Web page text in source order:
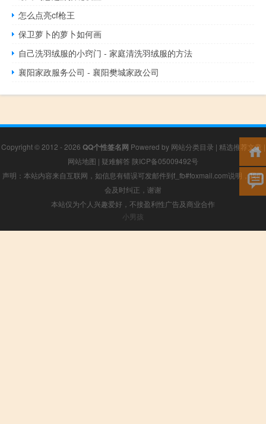
怎么点亮cf枪王
保卫萝卜的萝卜如何画
自己洗羽绒服的小窍门 - 家庭清洗羽绒服的方法
襄阳家政服务公司 - 襄阳樊城家政公司
Copyright © 2012 - 2026 QQ个性签名网 Powered by 网站分类目录 | 精选推荐文章 |
网站地图 | 疑难解答 陕ICP备05009492号
声明：本站内容来自互联网，如信息有错误可发邮件到f_fb#foxmail.com说明，我们
会及时纠正，谢谢
本站仅为个人兴趣爱好，不接盈利性广告及商业合作
小男孩